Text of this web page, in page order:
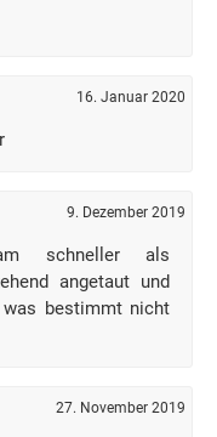
16. Januar 2020
9. Dezember 2019
schneller als
angetaut und
bestimmt nicht
27. November 2019